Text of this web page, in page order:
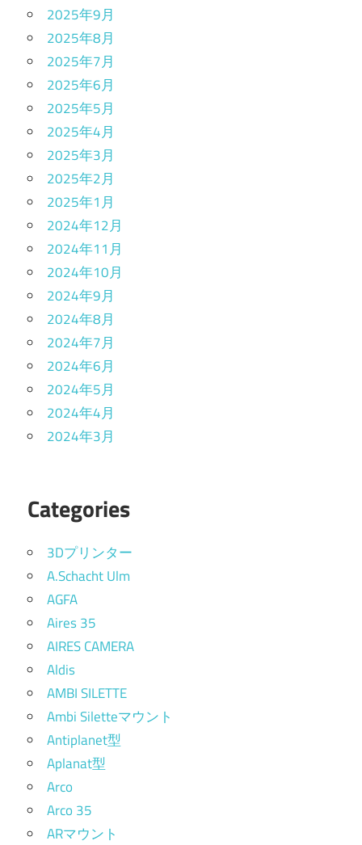
2025年9月
2025年8月
2025年7月
2025年6月
2025年5月
2025年4月
2025年3月
2025年2月
2025年1月
2024年12月
2024年11月
2024年10月
2024年9月
2024年8月
2024年7月
2024年6月
2024年5月
2024年4月
2024年3月
Categories
3Dプリンター
A.Schacht Ulm
AGFA
Aires 35
AIRES CAMERA
Aldis
AMBI SILETTE
Ambi Siletteマウント
Antiplanet型
Aplanat型
Arco
Arco 35
ARマウント